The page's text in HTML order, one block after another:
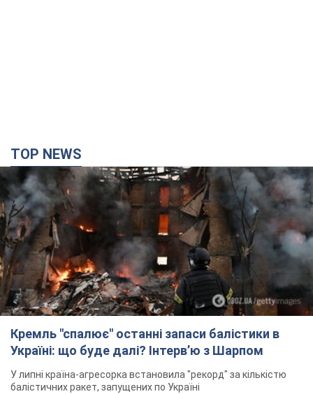
TOP NEWS
Кремль "спалює" останні запаси балістики в
Україні: що буде далі? Інтерв’ю з Шарпом
У липні країна-агресорка встановила "рекорд" за кількістю
балістичних ракет, запущених по Україні